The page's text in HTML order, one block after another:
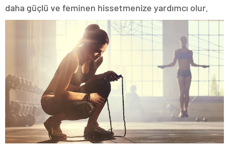
daha güçlü ve feminen hissetmenize yardımcı olur.